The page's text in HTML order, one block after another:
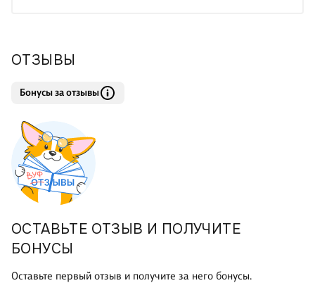
международного класса На
ОТЗЫВЫ
Бонусы за отзывы
ОСТАВЬТЕ ОТЗЫВ И ПОЛУЧИТЕ
БОНУСЫ
Оставьте первый отзыв и получите за него бонусы.